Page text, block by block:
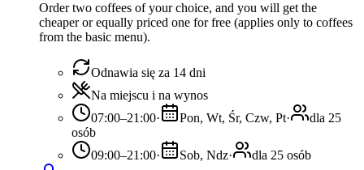
Order two coffees of your choice, and you will get the
cheaper or equally priced one for free (applies only to coffees
from the basic menu).
Odnawia się za 14 dni
Na miejscu i na wynos
07:00–21:00· Pon, Wt, Śr, Czw, Pt·
dla 25
osób
09:00–21:00· Sob, Ndz·
dla 25 osób